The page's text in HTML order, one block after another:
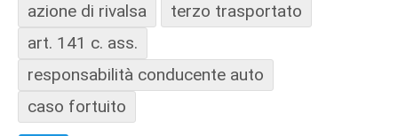
azione di rivalsa
terzo trasportato
art. 141 c. ass.
responsabilità conducente auto
caso fortuito